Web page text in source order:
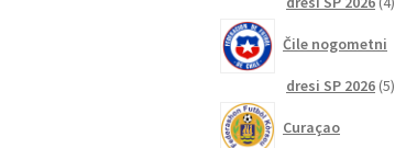
Čile nogometni
dresi SP 2026 55
Curaçao